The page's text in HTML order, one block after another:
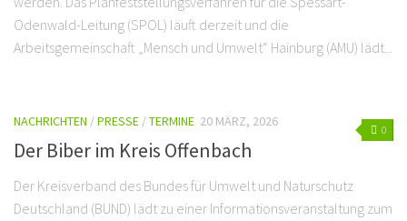
Odenwald-Leitung (SPOL) läuft derzeit und die
Arbeitsgemeinschaft „Mensch und Umwelt“ Hainburg (AMU) lädt...
0
NACHRICHTEN /PRESSE /TERMINE 20 MÄRZ, 2026
Der Biber im Kreis Offenbach
Der Kreisverband des Bundes für Umwelt und Naturschutz
Deutschland (BUND) lädt zu einer Informationsveranstaltung zum